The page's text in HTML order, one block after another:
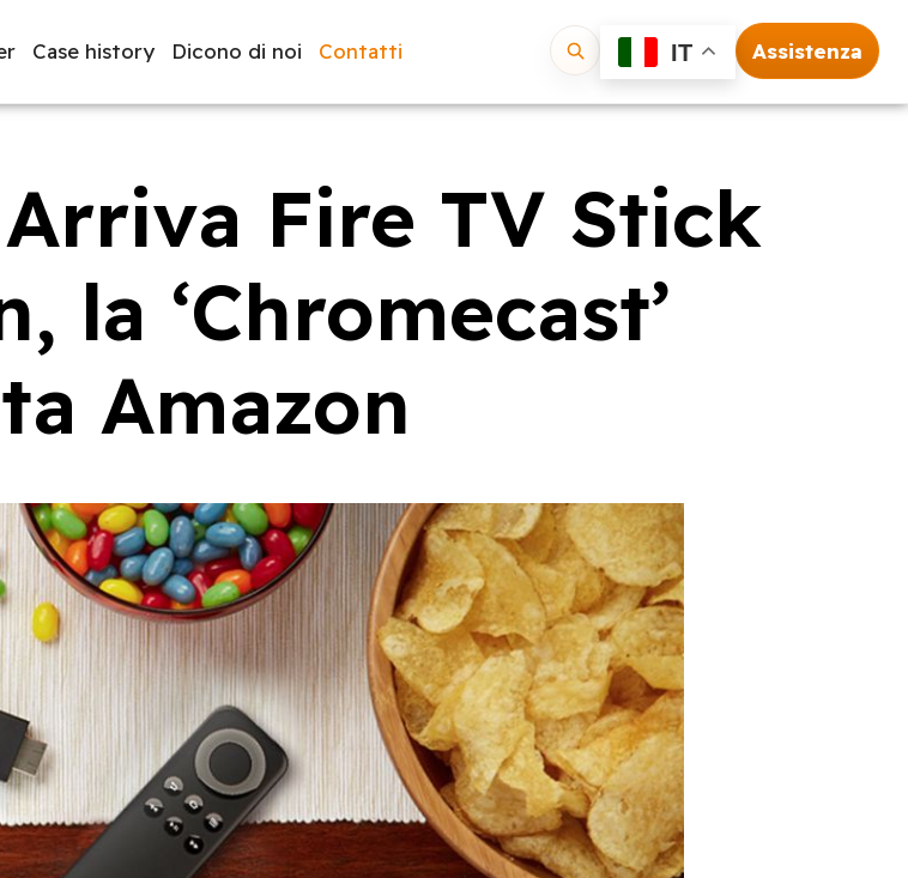
Case history Dicono di noi Contatti IT Assistenza
Fire TV Stick
la ‘Chromecast’
Amazon